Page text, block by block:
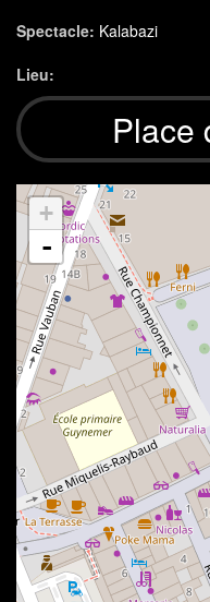
Spectacle: Kalabazi
Lieu:
Place
+
-